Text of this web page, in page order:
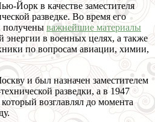
Йорк в качестве заместителя
разведке. Во время его
важнейшие материалы
энергии в военных целях, а также
по вопросам авиации, химии,
и был назначен заместителем
разведки, а в 1947
возглавлял до момента